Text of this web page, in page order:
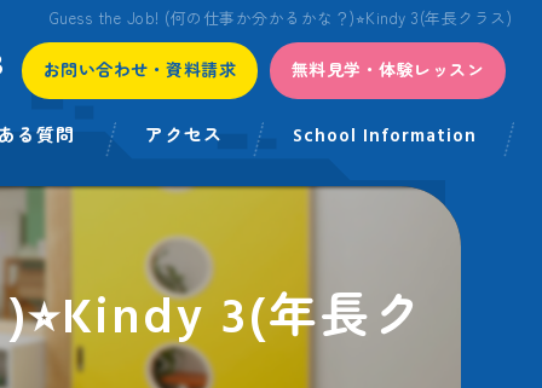
Guess the Job! (何の仕事か分かるかな？)⭐︎Kindy 3(年長クラス)
お問い合わせ・資料請求 無料見学・体験レッスン
る質問 アクセス School Information
3(年長ク